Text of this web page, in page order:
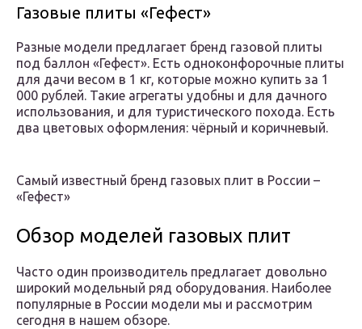
Газовые плиты «Гефест»
Разные модели предлагает бренд газовой плиты
под баллон «Гефест». Есть одноконфорочные плиты
для дачи весом в 1 кг, которые можно купить за 1
000 рублей. Такие агрегаты удобны и для дачного
использования, и для туристического похода. Есть
два цветовых оформления: чёрный и коричневый.
Самый известный бренд газовых плит в России –
«Гефест»
Обзор моделей газовых плит
Часто один производитель предлагает довольно
широкий модельный ряд оборудования. Наиболее
популярные в России модели мы и рассмотрим
сегодня в нашем обзоре.